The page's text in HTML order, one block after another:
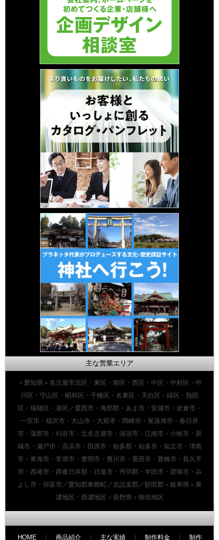
主な営業エリア
＜愛知県＞名古屋市北区・東区・南区・西区・中区・中村区・中
川区・守山区・昭和区・千種区・名東区・天白区・緑区・熱田
区・瑞穂区・港区／愛西市・海部郡・あま市・安城市・岩倉市・
一宮市・稲沢市・犬山市・大府市・岡崎市・尾張旭市・春日井
市・蒲郡市・刈谷市・北名古屋市・清須市・江南市・小牧市・新
城市・瀬戸市・高浜市・田原市・知多郡・知多市・知立市・津島
市・東海市・常滑市・豊明市・豊川市・豊田市・豊橋市・長久手
市・西尾市・西春日井郡・日進市・丹羽郡・半田市・碧南市・み
よし市・弥富市／愛知郡東郷町／北設楽郡／額田郡＜岐阜県＞東
濃地区・西濃地区＜長野県＞南信地区
HOME 商品紹介｜ 主な実績｜ 制作料金｜ 制作